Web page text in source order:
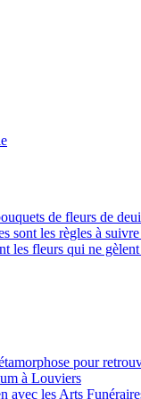
de fleurs de
sont les règles à
les fleurs qui ne gèlent
pour
à Louviers
avec les Arts